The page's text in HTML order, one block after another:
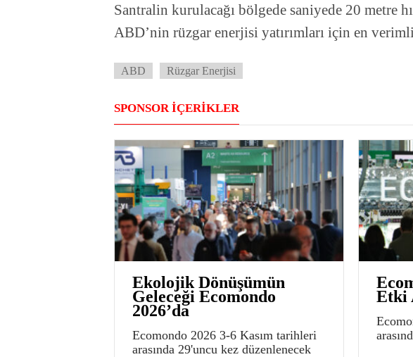
Santralin kurulacağı bölgede saniyede 20 metre
ABD’nin rüzgar enerjisi yatırımları için en
ABD Rüzgar Enerjisi
SPONSOR İÇERİKLER
Ekolojik Dönüşümün
Geleceği Ecomondo
2026’da
Ecomondo 2026 3-6 Kasım tarihleri
arasında 29'uncu kez düzenlenecek
Etki